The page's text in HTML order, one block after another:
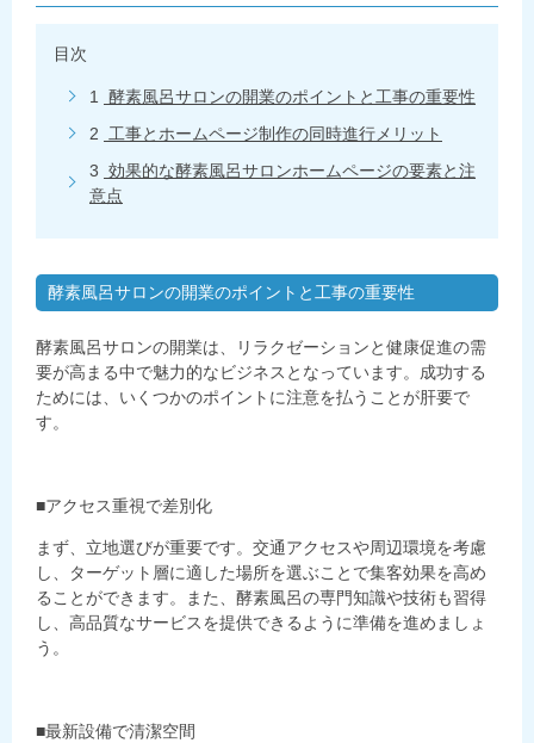
目次
1
酵素風呂サロンの開業のポイントと工事の重要性
2
工事とホームページ制作の同時進行メリット
3 効果的な酵素風呂サロンホームページの要素と注
意点
酵素風呂サロンの開業のポイントと工事の重要性
酵素風呂サロンの開業は、リラクゼーションと健康促進の需
要が高まる中で魅力的なビジネスとなっています。成功する
ためには、いくつかのポイントに注意を払うことが肝要で
す。
■アクセス重視で差別化
まず、立地選びが重要です。交通アクセスや周辺環境を考慮
し、ターゲット層に適した場所を選ぶことで集客効果を高め
ることができます。また、酵素風呂の専門知識や技術も習得
し、高品質なサービスを提供できるように準備を進めましょ
う。
■最新設備で清潔空間